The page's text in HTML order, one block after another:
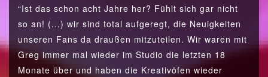
“Ist das schon acht Jahre her? Fühlt sich gar nicht
so an! (...) wir sind total aufgeregt, die Neuigkeiten
unseren Fans da draußen mitzuteilen. Wir waren mit
Greg immer mal wieder im Studio die letzten 18
Monate über und haben die Kreativöfen wieder